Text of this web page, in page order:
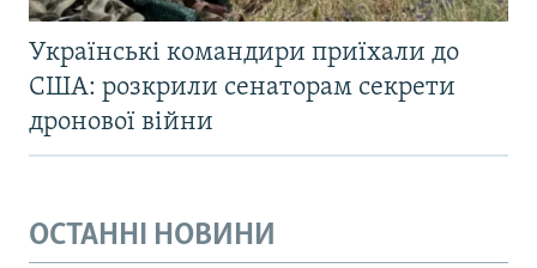
Українські командири приїхали до
США: розкрили сенаторам секрети
дронової війни
ОСТАННІ НОВИНИ